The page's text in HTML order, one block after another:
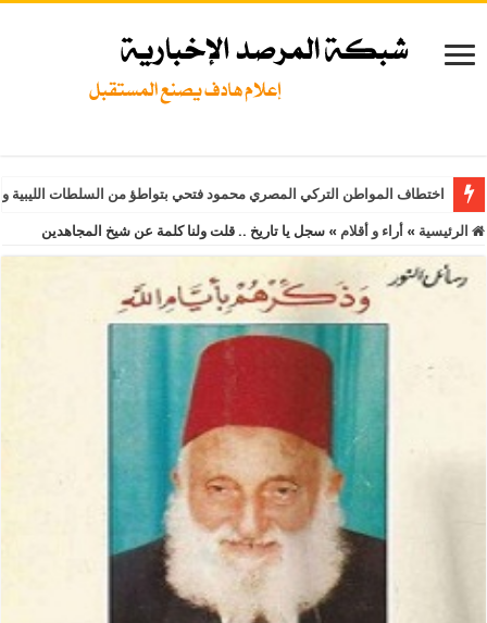
اختطاف المواطن التركي المصري محمود فتحي بتواطؤ من السلطات
الرئيسية » أراء و أقلام » سجل يا تاريخ .. قلت ولنا كلمة عن شيخ المجاهدين